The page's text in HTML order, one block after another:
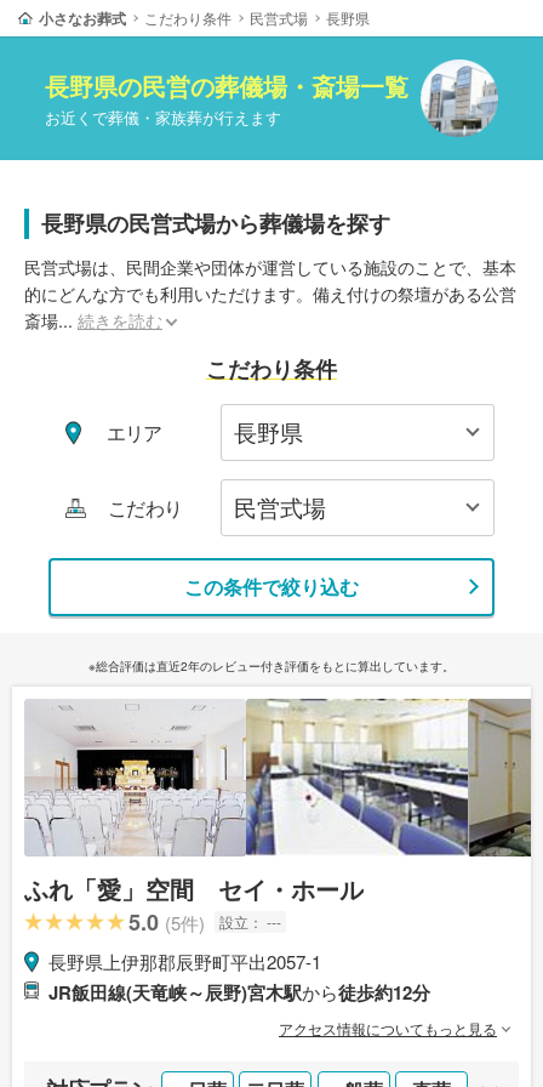
小さなお葬式 こだわり条件 民営式場 長野県
長野県の民営の葬儀場・斎場一覧
お近くで葬儀・家族葬が行えます
長野県の民営式場から葬儀場を探す
民営式場は、民間企業や団体が運営している施設のことで、基本
的にどんな方でも利用いただけます。備え付けの祭壇がある公営
斎場... 続きを読む
こだわり条件
エリア
こだわり
この条件で絞り込む
※総合評価は直近2年のレビュー付き評価をもとに算出しています。
ふれ「愛」空間 セイ・ホール
5.0 (5件) 設立： ---
長野県上伊那郡辰野町平出2057-1
JR飯田線(天竜峡～辰野)宮木駅から徒歩約12分
アクセス情報についてもっと見る